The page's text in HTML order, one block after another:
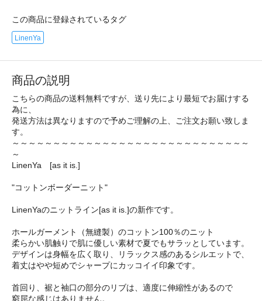
この商品に登録されているタグ
LinenYa
商品の説明
こちらの商品の送料無料ですが、送り先により最短でお届けする
為に、
発送方法は異なりますので予めご理解の上、ご注文お願い致しま
す。
～～～～～～～～～～～～～～～～～～～～～～～～～～～～～
～
LinenYa [as it is.]
"コットンボーダーニット"
LinenYaのニットライン[as it is.]の新作です。
ホールガーメント（無縫製）のコットン100％のニット
柔らかい肌触りで肌に優しい素材で夏でもサラッとしています。
デザインは身幅を広く取り、リラックス感のあるシルエットで、
着丈はやや短めでシャープにカッコイイ印象です。
首回り、裾と袖口の部分のリブは、適度に伸縮性があるので
窮屈な感じはありません。